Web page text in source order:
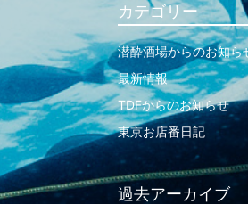
カテゴリー
潜酔酒場からのお知ら
最新情報
TDFからのお知らせ
東京お店番日記
過去アーカイブ